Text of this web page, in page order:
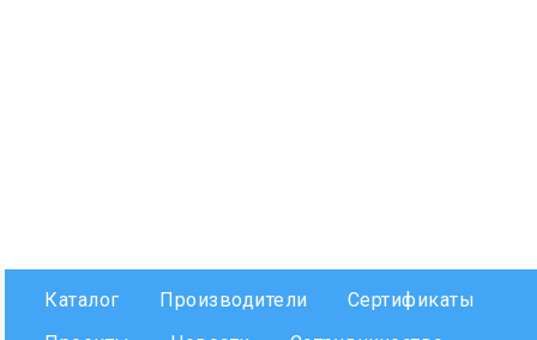
Каталог Производители
Сертификаты